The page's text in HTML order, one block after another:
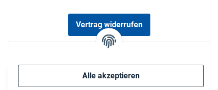
Alle akzeptieren
Vertrag widerrufen